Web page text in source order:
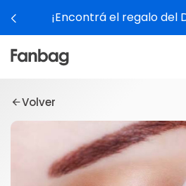
¡Encontrá el regalo del
Volver